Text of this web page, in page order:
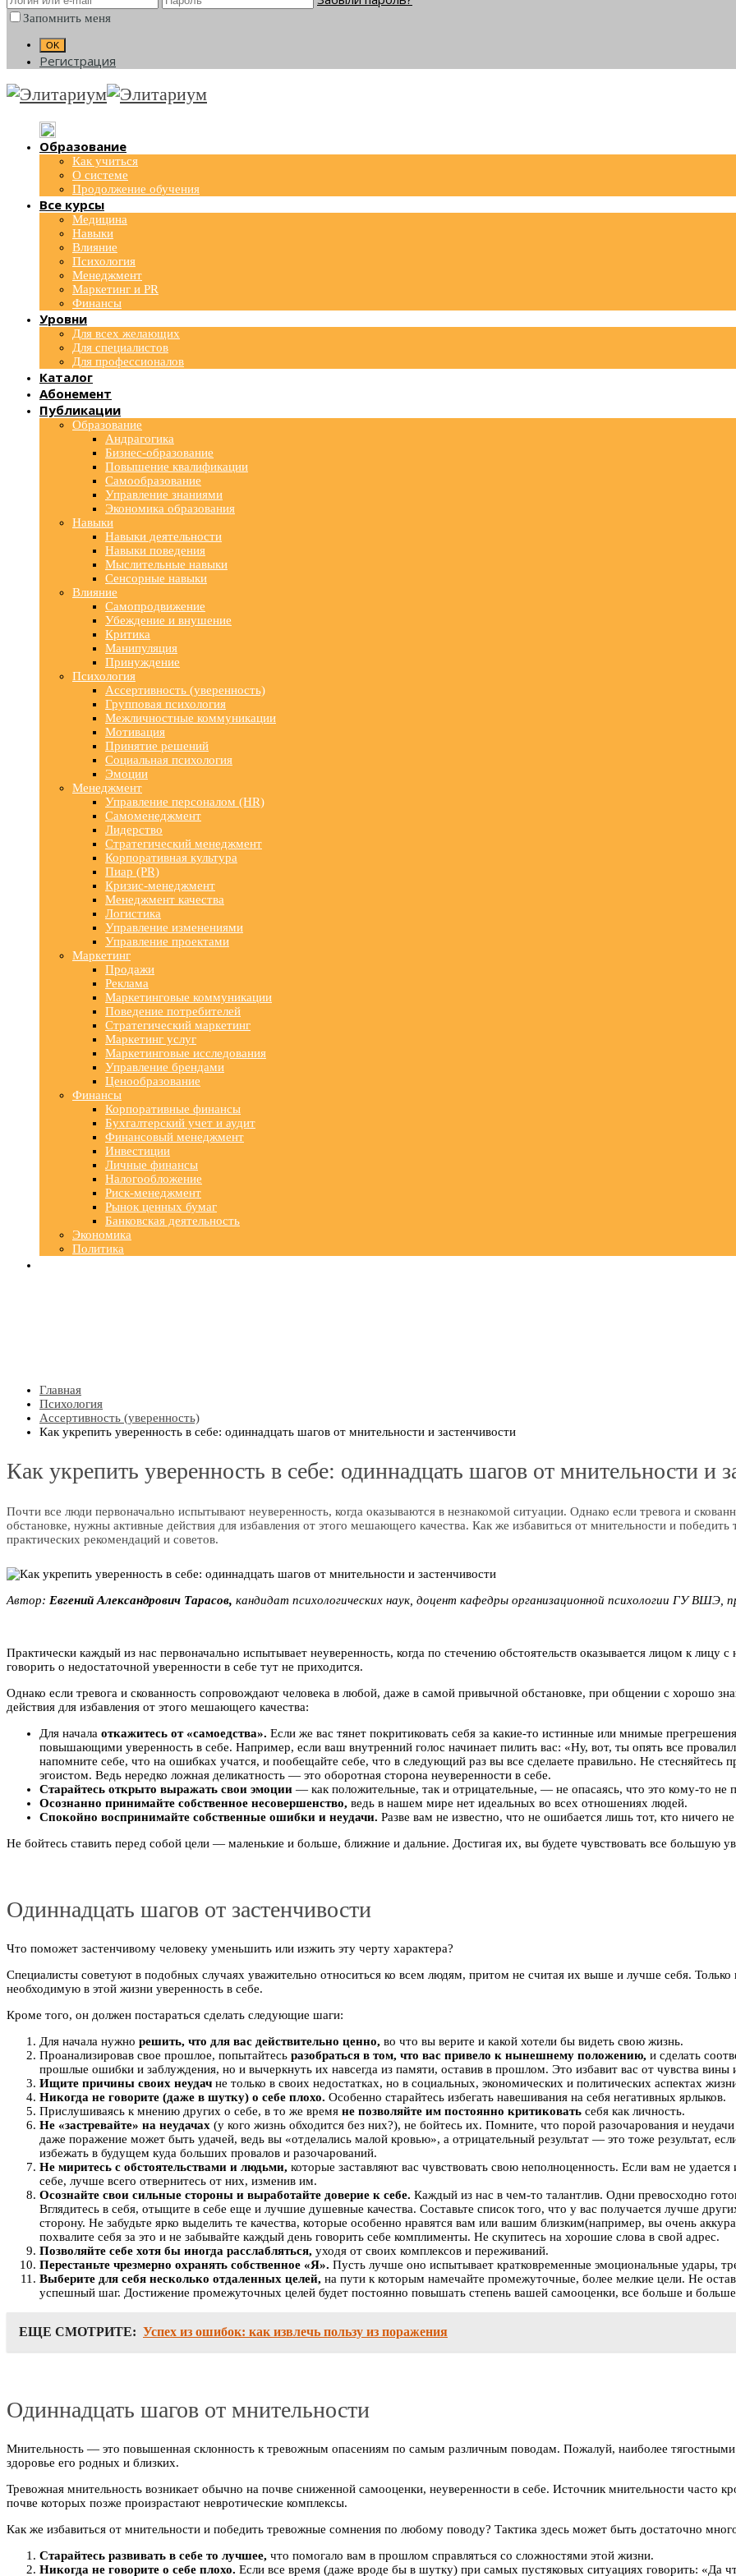
Запомнить меня
Регистрация
Образование
Как учиться
О системе
Продолжение обучения
Все курсы
Медицина
Навыки
Влияние
Психология
Менеджмент
Маркетинг и PR
Финансы
Уровни
Для всех желающих
Для специалистов
Для профессионалов
Каталог
Абонемент
Публикации
Образование
Андрагогика
Бизнес-образование
Повышение квалификации
Самообразование
Управление знаниями
Экономика образования
Навыки
Навыки деятельности
Навыки поведения
Мыслительные навыки
Сенсорные навыки
Влияние
Самопродвижение
Убеждение и внушение
Критика
Манипуляция
Принуждение
Психология
Ассертивность (уверенность)
Групповая психология
Межличностные коммуникации
Мотивация
Принятие решений
Социальная психология
Эмоции
Менеджмент
Управление персоналом (HR)
Самоменеджмент
Лидерство
Стратегический менеджмент
Корпоративная культура
Пиар (PR)
Кризис-менеджмент
Менеджмент качества
Логистика
Управление изменениями
Управление проектами
Маркетинг
Продажи
Реклама
Маркетинговые коммуникации
Поведение потребителей
Стратегический маркетинг
Маркетинг услуг
Маркетинговые исследования
Управление брендами
Ценообразование
Финансы
Корпоративные финансы
Бухгалтерский учет и аудит
Финансовый менеджмент
Инвестиции
Личные финансы
Налогообложение
Риск-менеджмент
Рынок ценных бумаг
Банковская деятельность
Экономика
Политика
Главная
Психология
Ассертивность (уверенность)
Как укрепить уверенность в себе: одиннадцать шагов от мнительности и застенчивости
Как укрепить уверенность в себе: одиннадцать шагов от мнительности и
Почти все люди первоначально испытывают неуверенность, когда оказываются в незнакомой ситуации. Однако если тревога и
обстановке, нужны активные действия для избавления от этого мешающего качества. Как же избавиться от мнительности и
практических рекомендаций и советов.
Автор: Eвгeний Aлекcaндpoвич Tаpасoв, кандидат психологических наук, доцент кафедры организационной психологии ГУ BШЭ,
Практически каждый из нас первоначально испытывает неуверенность, когда по стечению обстоятельств оказывается лицом к
говорить о недостаточной уверенности в себе тут не приходится.
Однако если тревога и скованность сопровождают человека в любой, даже в самой привычной обстановке, при общении с хорошо
действия для избавления от этого мешающего качества:
Для начала откажитесь от «самоедства». Если же вас тянет покритиковать себя за какие-то истинные или мнимые
повышающими уверенность в себе. Например, если ваш внутренний голос начинает пилить вас: «Ну, вот, ты опять все
напомните себе, что на ошибках учатся, и пообещайте себе, что в следующий раз вы все сделаете правильно. Не стесняйтесь
эгоистом. Ведь нередко ложная деликатность — это оборотная сторона неуверенности в себе.
Старайтесь открыто выражать свои эмоции — как положительные, так и отрицательные, — не опасаясь, что это кому-то не
Осознанно принимайте собственное несовершенство, ведь в нашем мире нет идеальных во всех отношениях людей.
Спокойно воспринимайте собственные ошибки и неудачи. Разве вам не известно, что не ошибается лишь тот, кто ничего не
Не бойтесь ставить перед собой цели — маленькие и больше, ближние и дальние. Достигая их, вы будете чувствовать все большую
Одиннадцать шагов от застенчивости
Что поможет застенчивому человеку уменьшить или изжить эту черту характера?
Специалисты советуют в подобных случаях уважительно относиться ко всем людям, притом не считая их выше и лучше себя. Только
необходимую в этой жизни уверенность в себе.
Кроме того, он должен постараться сделать следующие шаги:
Для начала нужно решить, что для вас действительно ценно, во что вы верите и какой хотели бы видеть свою жизнь.
Проанализировав свое прошлое, попытайтесь разобраться в том, что вас привело к нынешнему положению, и сделать
прошлые ошибки и заблуждения, но и вычеркнуть их навсегда из памяти, оставив в прошлом. Это избавит вас от чувства
Ищите причины своих неудач не только в своих недостатках, но в социальных, экономических и политических аспектах
Никогда не говорите (даже в шутку) о себе плохо. Особенно старайтесь избегать навешивания на себя негативных ярлыков.
Прислушиваясь к мнению других о себе, в то же время не позволяйте им постоянно критиковать себя как личность.
Не «застревайте» на неудачах (у кого жизнь обходится без них?), не бойтесь их. Помните, что порой разочарования и
даже поражение может быть удачей, ведь вы «отделались малой кровью», а отрицательный результат — это тоже результат,
избежать в будущем куда больших провалов и разочарований.
Не миритесь с обстоятельствами и людьми, которые заставляют вас чувствовать свою неполноценность. Если вам не
себе, лучше всего отвернитесь от них, изменив им.
Осознайте свои сильные стороны и выработайте доверие к себе. Каждый из нас в чем-то талантлив. Одни превосходно
Вглядитесь в себя, отыщите в себе еще и лучшие душевные качества. Составьте список того, что у вас получается лучше
сторону. Не забудьте ярко выделить те качества, которые особенно нравятся вам или вашим близким(например, вы очень
похвалите себя за это и не забывайте каждый день говорить себе комплименты. Не скупитесь на хорошие слова в свой адрес.
Позволяйте себе хотя бы иногда расслабляться, уходя от своих комплексов и переживаний.
Перестаньте чрезмерно охранять собственное «Я». Пусть лучше оно испытывает кратковременные эмоциональные удары,
Выберите для себя несколько отдаленных целей, на пути к которым намечайте промежуточные, более мелкие цели. Не
успешный шаг. Достижение промежуточных целей будет постоянно повышать степень вашей самооценки, все больше и больше
ЕЩЕ СМОТРИТЕ: Успех из ошибок: как извлечь пользу из поражения
Одиннадцать шагов от мнительности
Мнительность — это повышенная склонность к тревожным опасениям по самым различным поводам. Пожалуй, наиболее тягостными
здоровье его родных и близких.
Тревожная мнительность возникает обычно на почве сниженной самооценки, неуверенности в себе. Источник мнительности часто
почве которых позже произрастают невротические комплексы.
Как же избавиться от мнительности и победить тревожные сомнения по любому поводу? Тактика здесь может быть достаточно
Старайтесь развивать в себе то лучшее, что помогало вам в прошлом справляться со сложностями этой жизни.
Никогда не говорите о себе плохо. Если все время (даже вроде бы в шутку) при самых пустяковых ситуациях говорить: «Да